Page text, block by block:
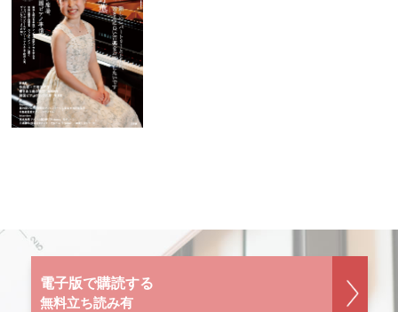
電子版で購読する
無料立ち読み有